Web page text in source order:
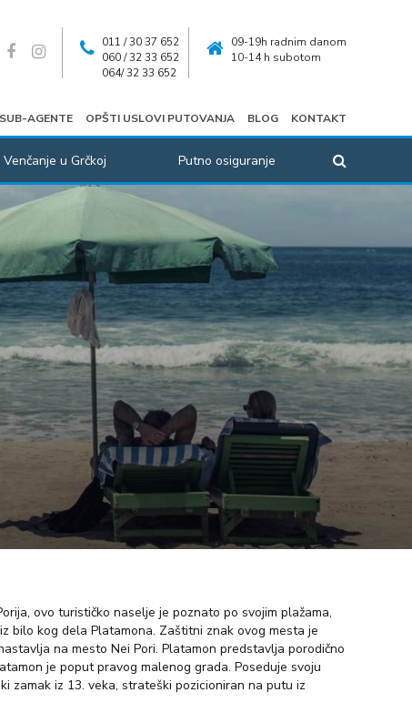
011 / 30 37 652
060 / 32 33 652
064/ 32 33 652
09-19h radnim danom
10-14 h subotom
AGENTE OPŠTI USLOVI PUTOVANJA BLOG KONTAKT
Venčanje u Grčkoj Putno osiguranje
ovo turističko naselje je poznato po svojim plažama,
bilo kog dela Platamona. Zaštitni znak ovog mesta je
na mesto Nei Pori. Platamon predstavlja porodično
je poput pravog malenog grada. Poseduje svoju
zamak iz 13. veka, strateški pozicioniran na putu iz